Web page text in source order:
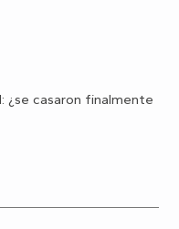
¿se casaron finalmente